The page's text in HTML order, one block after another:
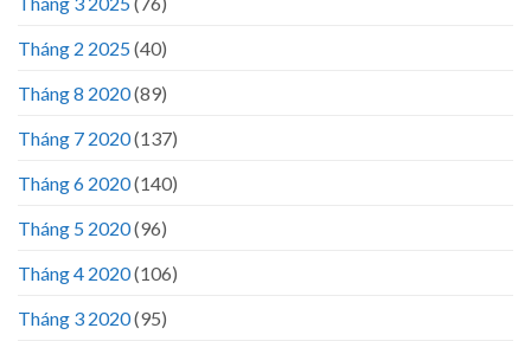
Tháng 2 2025(40)
Tháng 8 2020(89)
Tháng 7 2020(137)
Tháng 6 2020(140)
Tháng 5 2020(96)
Tháng 4 2020(106)
Tháng 3 2020(95)